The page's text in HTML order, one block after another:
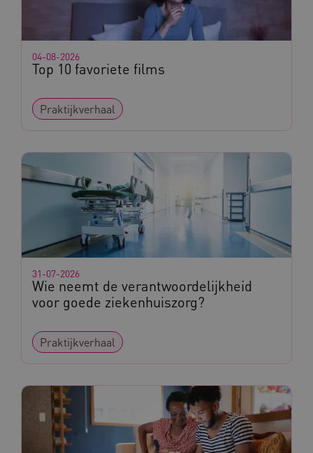
Top 10 favoriete films
04-08-2026
Praktijkverhaal
Wie neemt de verantwoordelijkheid
voor goede ziekenhuiszorg?
31-07-2026
Praktijkverhaal